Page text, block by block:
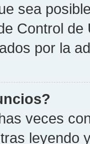
sea
Control
por la
veces
leyendo